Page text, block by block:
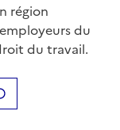
région
du
du travail.